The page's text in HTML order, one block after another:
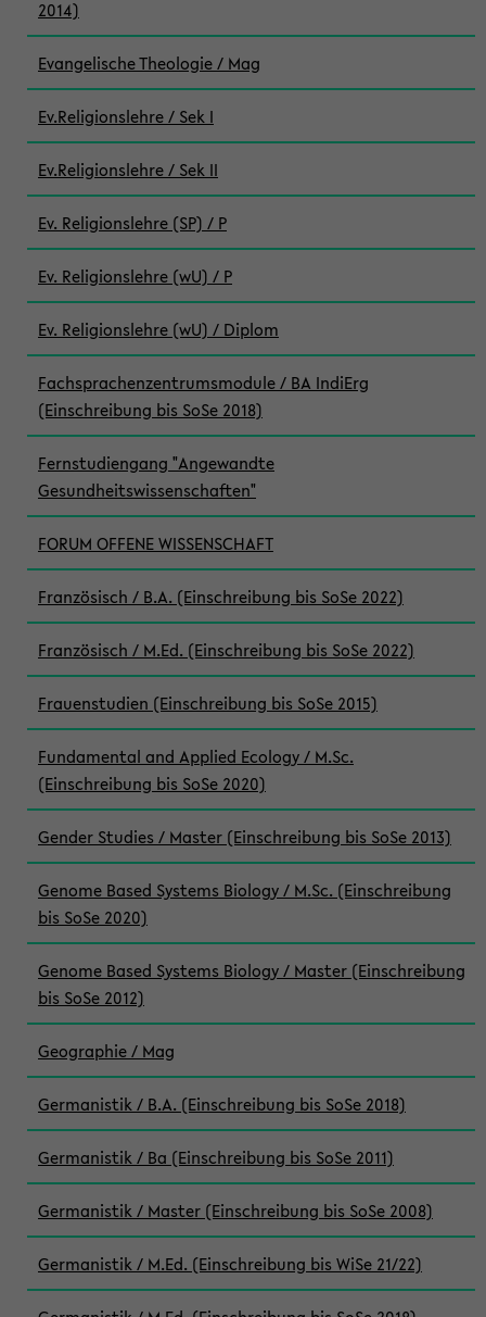
2014)
Evangelische Theologie / Mag
Ev.Religionslehre / Sek I
Ev.Religionslehre / Sek II
Ev. Religionslehre (SP) / P
Ev. Religionslehre (wU) / P
Ev. Religionslehre (wU) / Diplom
Fachsprachenzentrumsmodule / BA IndiErg
(Einschreibung bis SoSe 2018)
Fernstudiengang "Angewandte
Gesundheitswissenschaften"
FORUM OFFENE WISSENSCHAFT
Französisch / B.A. (Einschreibung bis SoSe 2022)
Französisch / M.Ed. (Einschreibung bis SoSe 2022)
Frauenstudien (Einschreibung bis SoSe 2015)
Fundamental and Applied Ecology / M.Sc.
(Einschreibung bis SoSe 2020)
Gender Studies / Master (Einschreibung bis SoSe 2013)
Genome Based Systems Biology / M.Sc. (Einschreibung
bis SoSe 2020)
Genome Based Systems Biology / Master (Einschreibung
bis SoSe 2012)
Geographie / Mag
Germanistik / B.A. (Einschreibung bis SoSe 2018)
Germanistik / Ba (Einschreibung bis SoSe 2011)
Germanistik / Master (Einschreibung bis SoSe 2008)
Germanistik / M.Ed. (Einschreibung bis WiSe 21/22)